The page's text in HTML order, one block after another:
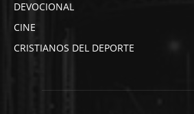
DEVOCIONAL
CINE
CRISTIANOS DEL DEPORTE